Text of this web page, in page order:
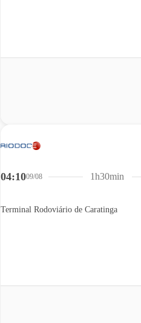
04:1009/08
Terminal Rodoviário de Caratinga
1h30min